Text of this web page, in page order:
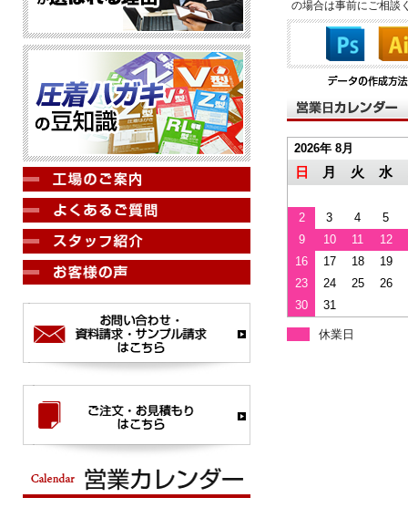
の場合は事前にご相談
2026年 8月
日 月 火 水
2 3 4
5
9
10 11
12
16
17 18
19
23
24 25
26
30
31
休業日